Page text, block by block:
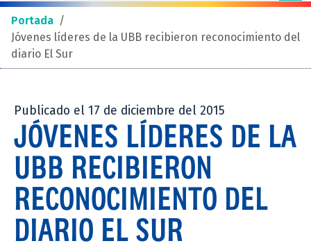
Portada /
Jóvenes líderes de la UBB recibieron reconocimiento del
diario El Sur
Publicado el 17 de diciembre del 2015
JÓVENES LÍDERES DE LA
UBB RECIBIERON
RECONOCIMIENTO DEL
DIARIO EL SUR